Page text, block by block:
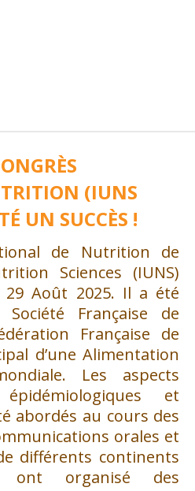
(IUNS
UN SUCCÈS !
de Nutrition de
Sciences (IUNS)
Août 2025. Il a été
Française de
Française de
d’une Alimentation
Les aspects
et
abordés au cours des
orales et
différents continents
ont organisé des